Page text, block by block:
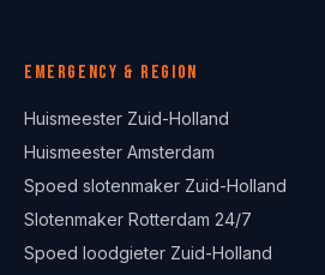
Emergency & region
Huismeester Zuid-Holland
Huismeester Amsterdam
Spoed slotenmaker Zuid-Holland
Slotenmaker Rotterdam 24/7
Spoed loodgieter Zuid-Holland